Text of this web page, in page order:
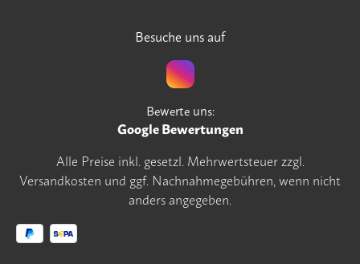
Besuche uns auf
Bewerte uns:
Google Bewertungen
Alle Preise inkl. gesetzl. Mehrwertsteuer zzgl.
Versandkosten und ggf. Nachnahmegebühren, wenn nicht
anders angegeben.